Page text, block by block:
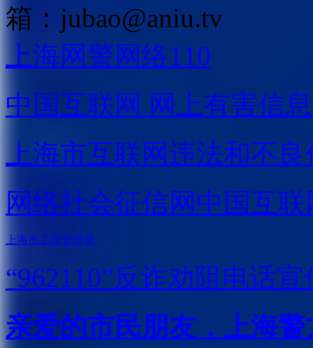
箱： jubao@aniu.tv
上海网警网络110
中国互联网 网上有害信
上海市互联网违法和不
网络社会征信网 中国互
上海市工商管理局
“962110”反诈劝阻电话宣
亲爱的市民朋友，上海